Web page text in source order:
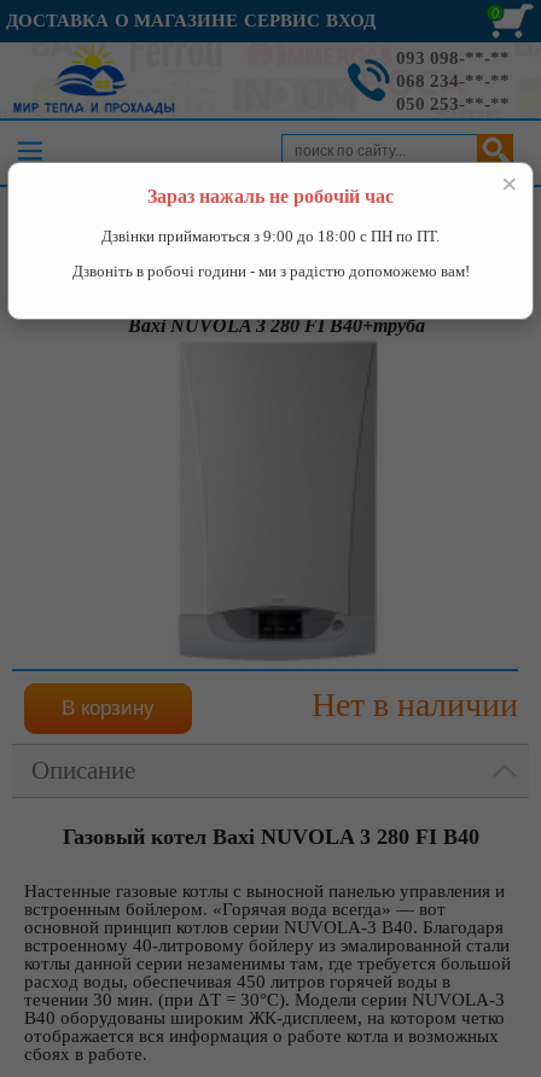
ДОСТАВКА О МАГАЗИНЕ СЕРВИС ВХОД 0
093 098-**-**
068 234-**-**
050 253-**-**
Отопление»Газовый котел »Baxi NUVOLA 3 280 FI
Baxi NUVOLA 3 280 FI B40+труба
Нет в наличии
Описание
Газовый котел Baxi NUVOLA 3 280 FI B40
Настенные газовые котлы с выносной панелью управления и
встроенным бойлером. «Горячая вода всегда» — вот
основной принцип котлов серии NUVOLA-3 B40. Благодаря
встроенному 40-литровому бойлеру из эмалированной стали
котлы данной серии незаменимы там, где требуется большой
расход воды, обеспечивая 450 литров горячей воды в
течении 30 мин. (при ΔТ = 30°С). Модели серии NUVOLA-3
B40 оборудованы широким ЖК-дисплеем, на котором четко
отображается вся информация о работе котла и возможных
сбоях в работе.
×
Зараз нажаль не робочій час
Дзвінки приймаються з 9:00 до 18:00 с ПН по ПТ.
Дзвоніть в робочі години - ми з радістю допоможемо вам!